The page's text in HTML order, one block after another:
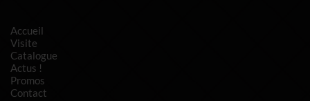
Accueil
Visite
Catalogue
Actus !
Promos
Contact